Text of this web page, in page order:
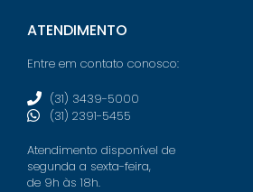
ATENDIMENTO
Entre em contato conosco:
(31) 3439-5000
(31) 2391-5455
Atendimento disponível de
segunda a sexta-feira,
de 9h às 18h.